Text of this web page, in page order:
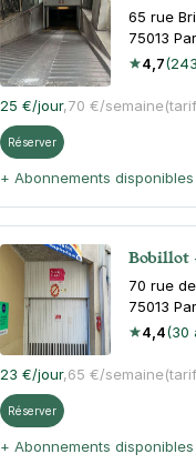
65 rue
75013
4,7
25 €/jour,70 €/semaine
Réserver
+ Abonnements disponibles
Bobillot
70 rue
75013
4,4(30
23 €/jour,65 €/semaine
Réserver
+ Abonnements disponibles